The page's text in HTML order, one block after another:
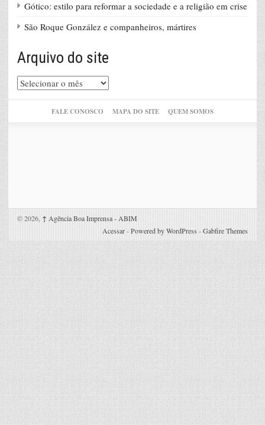
Gótico: estilo para reformar a sociedade e a religião em crise
São Roque González e companheiros, mártires
Arquivo do site
Arquivo
do
FALE CONOSCO MAPA DO SITE QUEM SOMOS
© 2026, ↑ Agência Boa Imprensa - ABIM
Acessar-Powered by WordPress -Gabfire Themes